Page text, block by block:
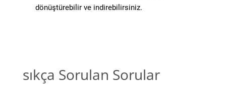
dönüştürebilir ve indirebilirsiniz.
sıkça Sorulan Sorular